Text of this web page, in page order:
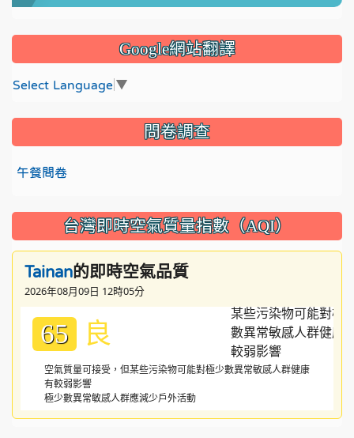
Google網站翻譯
Select Language ▼
問卷調查
午餐問卷
台灣即時空氣質量指數（AQI）
Tainan的即時空氣品質
2026年08月09日 12時05分
65 良
空氣質量可接受，但某些污染物可能對極少數異常敏感人群健康
有較弱影響
極少數異常敏感人群應減少戶外活動